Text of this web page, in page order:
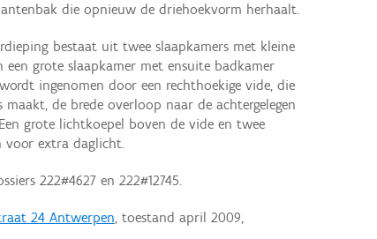
die opnieuw de driehoekvorm herhaalt.
bestaat uit twee slaapkamers met kleine
een grote slaapkamer met ensuite badkamer
ingenomen door een rechthoekige vide, die
de brede overloop naar de achtergelegen
grote lichtkoepel boven de vide en twee
voor extra daglicht.
222#4627 en 222#12745.
24 Antwerpen, toestand april 2009,